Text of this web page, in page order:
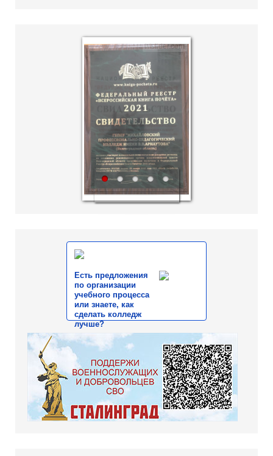
1 2 3 4 5
hislider.com
Есть предложения
по организации
учебного процесса
или знаете, как
сделать колледж
лучше?